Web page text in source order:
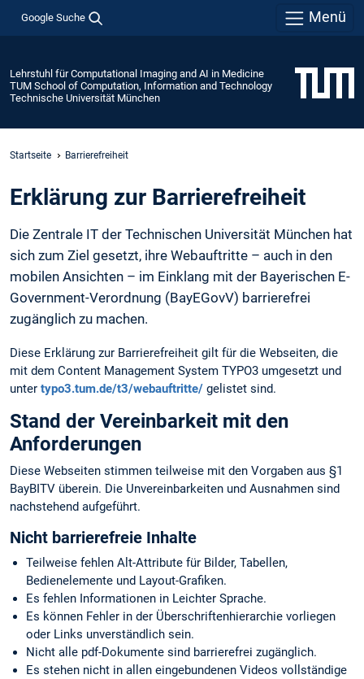
Google Suche Menü
Lehrstuhl für Computational Imaging and AI in Medicine
TUM School of Computation, Information and Technology
Technische Universität München
Startseite Barrierefreiheit
Erklärung zur Barrierefreiheit
Die Zentrale IT der Technischen Universität München hat
sich zum Ziel gesetzt, ihre Webauftritte – auch in den
mobilen Ansichten – im Einklang mit der Bayerischen E-
Government-Verordnung (BayEGovV) barrierefrei
zugänglich zu machen.
Diese Erklärung zur Barrierefreiheit gilt für die Webseiten, die
mit dem Content Management System TYPO3 umgesetzt und
unter typo3.tum.de/t3/webauftritte/ gelistet sind.
Stand der Vereinbarkeit mit den
Anforderungen
Diese Webseiten stimmen teilweise mit den Vorgaben aus §1
BayBITV überein. Die Unvereinbarkeiten und Ausnahmen sind
nachstehend aufgeführt.
Nicht barrierefreie Inhalte
Teilweise fehlen Alt-Attribute für Bilder, Tabellen,
Bedienelemente und Layout-Grafiken.
Es fehlen Informationen in Leichter Sprache.
Es können Fehler in der Überschriftenhierarchie vorliegen
oder Links unverständlich sein.
Nicht alle pdf-Dokumente sind barrierefrei zugänglich.
Es stehen nicht in allen eingebundenen Videos vollständige